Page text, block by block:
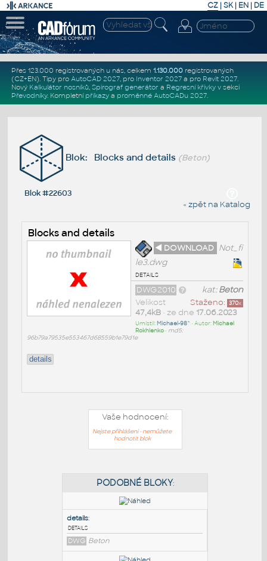
CZ | SK| EN | DE
Přes 123.000 registrovaných u nás, celkem 1.130.000registrovaných
(CZ+EN). Tipy pro AutoCAD 2027, pro Inventor 2027a pro Revit 2027.
Nový Kalkulátor nosníků, Spirograf generátor a Regresní křivkyv sekci
Převodníky. Kompletní příkazya proměnné AutoCADu 2027.
Blok: Blocks and details (Beton)
Blok #22603
« zpět na Katalog
Blocks and details
◄ DOWNLOAD Not_fi
le3.dwg
details
kat:Beton
DWG2010
Staženo: 370x
Velikost
47,4kB• ze dne 17.06.2023
Umístil: Michael-98^ • Autor: Michael
Rokhlenko• md5:
96b79a79535e553467d68559b1e79d1e
details
Vaše hodnocení:
Nejste přihlášeni - nemůžete
hodnotit blok